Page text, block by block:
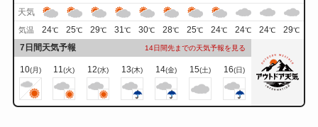
天気
気温 24℃ 25℃ 29℃ 31℃ 30℃ 28℃ 25℃ 24℃ 24℃ 24℃ 29℃
7日間天気予報 14日間先までの天気予報を見る
10(月) 11(火) 12(水) 13(木) 14(金) 15(土) 16(日)